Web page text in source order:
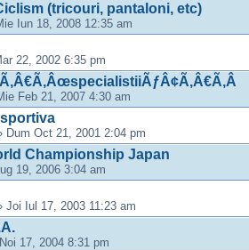
(tricouri, pantaloni, etc)
Iun 18, 2008 12:35 am
22, 2002 6:35 pm
Feb 21, 2007 4:30 am
Dum Oct 21, 2001 2:04 pm
Championship Japan
19, 2006 3:04 am
Joi Iul 17, 2003 11:23 am
17, 2004 8:31 pm